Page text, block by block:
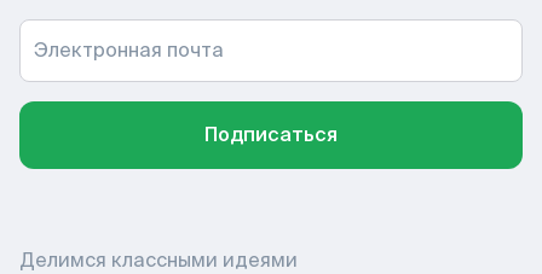
Электронная почта
Подписаться
Делимся классными идеями